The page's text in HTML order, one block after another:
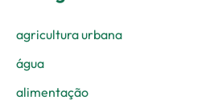
agricultura urbana
água
alimentação